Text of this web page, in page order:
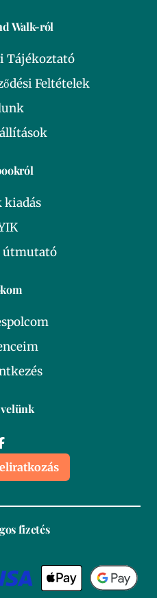
Walk-ról
Tájékoztató
Feltételek
kiadás
útmutató
fizetés